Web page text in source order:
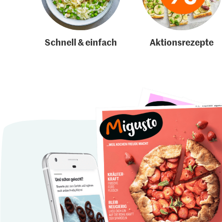
Schnell & einfach Aktionsrezepte